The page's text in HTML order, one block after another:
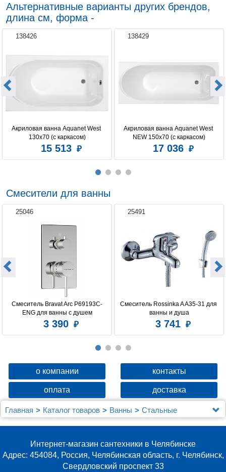
Альтернативные варианты других брендов,
длина см, форма -
138426
Акриловая ванна Aquanet West
130x70 (с каркасом)
15 513
138429
Акриловая ванна Aquanet West
NEW 150x70 (с каркасом)
17 036
Смесители для ванны
25046
Смеситель Bravat Arc P69193C-
ENG для ванны с душем
3 390
25491
Смеситель Rossinka A A35-31 для
ванны и душа
3 741
о компании контакты
оплата доставка
Главная Каталог товаров Ванны
Стальные
Мойка 80х50 (0,8) прав. вып 3 1/2 MIXLINE 18см с
Интернет-магазин сантехники в Челябинске
Адрес: 454084, Россия, Челябинская область, г. Челябинск,
Свердловский проспект 33